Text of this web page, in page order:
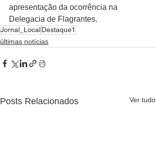
apresentação da ocorrência na
Delegacia de Flagrantes.
Jornal_LocalDestaque1
últimas notícias
Posts Relacionados Ver tudo